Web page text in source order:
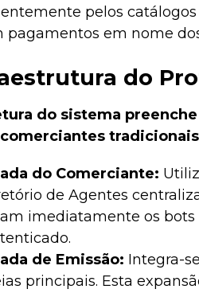
pelos
pagamentos em nome
do
do sistema
do Comerciante:
de Agentes
imediatamente os bots
de Emissão: Integra-
principais. Esta